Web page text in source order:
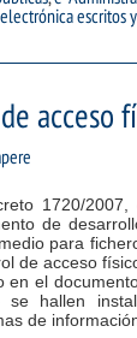
escritos
acceso
1720/
de
para
de acceso
en el
se hallen
de